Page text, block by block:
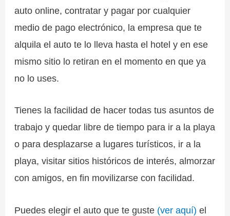
auto online, contratar y pagar por cualquier
medio de pago electrónico, la empresa que te
alquila el auto te lo lleva hasta el hotel y en ese
mismo sitio lo retiran en el momento en que ya
no lo uses.
Tienes la facilidad de hacer todas tus asuntos de
trabajo y quedar libre de tiempo para ir a la playa
o para desplazarse a lugares turísticos, ir a la
playa, visitar sitios históricos de interés, almorzar
con amigos, en fin movilizarse con facilidad.
Puedes elegir el auto que te guste (ver aquí) el